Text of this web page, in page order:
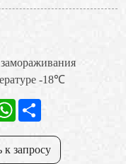
-18℃
WhatsApp
к запросу